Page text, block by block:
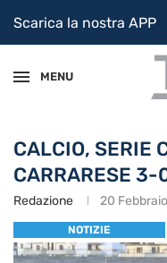
Scarica la nostra APP
MENU
CALCIO, SERIE
CARRARESE 3-
Redazione 20
NOTIZIE